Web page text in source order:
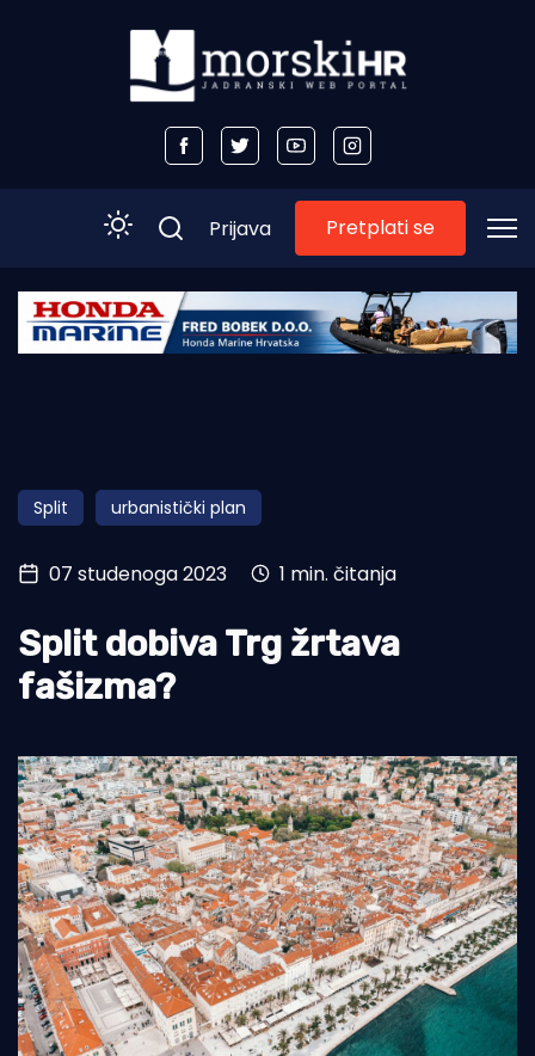
Početna
Obala
Otoci
Turizam i nautika
Pomorstvo
Ribolov
Tradicija i kultura
Prijava Pretplati se
Split urbanistički plan
07 studenoga 2023 1 min. čitanja
Split dobiva Trg žrtava
fašizma?